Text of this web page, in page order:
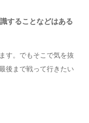
することなどはある
す。でもそこで気を抜
後まで戦って行きたい